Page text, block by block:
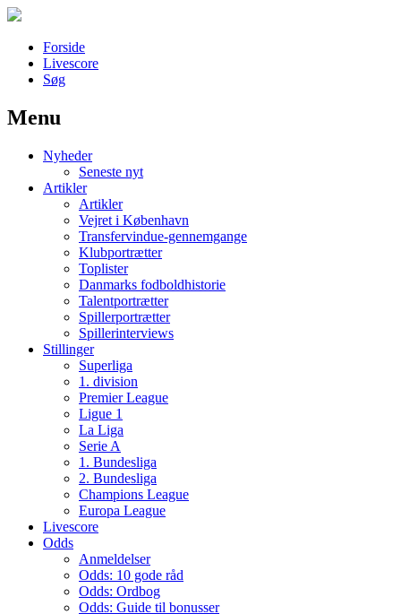
Forside
Livescore
Søg
Наши партнеры
лучшие займы
Menu
Nyheder
Seneste nyt
Artikler
Artikler
Vejret i København
Transfervindue-gennemgange
Klubportrætter
Toplister
Danmarks fodboldhistorie
Talentportrætter
Spillerportrætter
Spillerinterviews
Stillinger
Superliga
1. division
Premier League
Ligue 1
La Liga
Serie A
1. Bundesliga
2. Bundesliga
Champions League
Europa League
Livescore
Odds
Anmeldelser
Odds: 10 gode råd
Odds: Ordbog
Odds: Guide til bonusser